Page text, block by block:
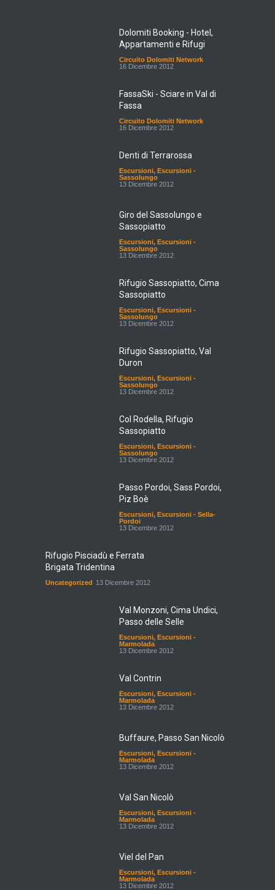
Dolomiti Booking - Hotel,
Appartamenti e Rifugi
Circuito Dolomiti Network
16 Dicembre 2012
FassaSki - Sciare in Val di
Fassa
Circuito Dolomiti Network
16 Dicembre 2012
Denti di Terrarossa
Escursioni, Escursioni -
Sassolungo
13 Dicembre 2012
Giro del Sassolungo e
Sassopiatto
Escursioni, Escursioni -
Sassolungo
13 Dicembre 2012
Rifugio Sassopiatto, Cima
Sassopiatto
Escursioni, Escursioni -
Sassolungo
13 Dicembre 2012
Rifugio Sassopiatto, Val
Duron
Escursioni, Escursioni -
Sassolungo
13 Dicembre 2012
Col Rodella, Rifugio
Sassopiatto
Escursioni, Escursioni -
Sassolungo
13 Dicembre 2012
Passo Pordoi, Sass Pordoi,
Piz Boè
Escursioni, Escursioni - Sella-
Pordoi
13 Dicembre 2012
Rifugio Pisciadù e Ferrata
Brigata Tridentina
Uncategorized 13 Dicembre 2012
Val Monzoni, Cima Undici,
Passo delle Selle
Escursioni, Escursioni -
Marmolada
13 Dicembre 2012
Val Contrin
Escursioni, Escursioni -
Marmolada
13 Dicembre 2012
Buffaure, Passo San Nicolò
Escursioni, Escursioni -
Marmolada
13 Dicembre 2012
Val San Nicolò
Escursioni, Escursioni -
Marmolada
13 Dicembre 2012
Viel del Pan
Escursioni, Escursioni -
Marmolada
13 Dicembre 2012